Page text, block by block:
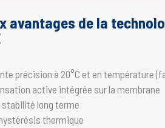
avantages de la
précision à 20°C et en température
active intégrée sur la membrane
stabilité long terme
thermique